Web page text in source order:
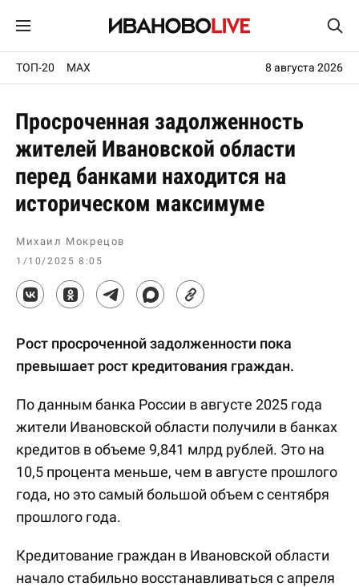
ТОП-20 MAX 8 августа 2026
Просроченная задолженность
жителей Ивановской области
перед банками находится на
историческом максимуме
Михаил Мокрецов
1/10/2025 8:05
Рост просроченной задолженности пока
превышает рост кредитования граждан.
По данным банка России в августе 2025 года
жители Ивановской области получили в банках
кредитов в объеме 9,841 млрд рублей. Это на
10,5 процента меньше, чем в августе прошлого
года, но это самый большой объем с сентября
прошлого года.
Кредитование граждан в Ивановской области
начало стабильно восстанавливаться с апреля